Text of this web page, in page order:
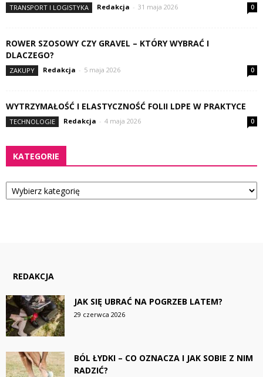
TRANSPORT I LOGISTYKA Redakcja - 31 maja 2026 0
ROWER SZOSOWY CZY GRAVEL – KTÓRY WYBRAĆ I
DLACZEGO?
ZAKUPY Redakcja - 5 maja 2026 0
WYTRZYMAŁOŚĆ I ELASTYCZNOŚĆ FOLII LDPE W PRAKTYCE
TECHNOLOGIE Redakcja - 4 maja 2026 0
KATEGORIE
Kategorie
REDAKCJA
JAK SIĘ UBRAĆ NA POGRZEB LATEM?
29 czerwca 2026
BÓL ŁYDKI – CO OZNACZA I JAK SOBIE Z NIM
RADZIĆ?